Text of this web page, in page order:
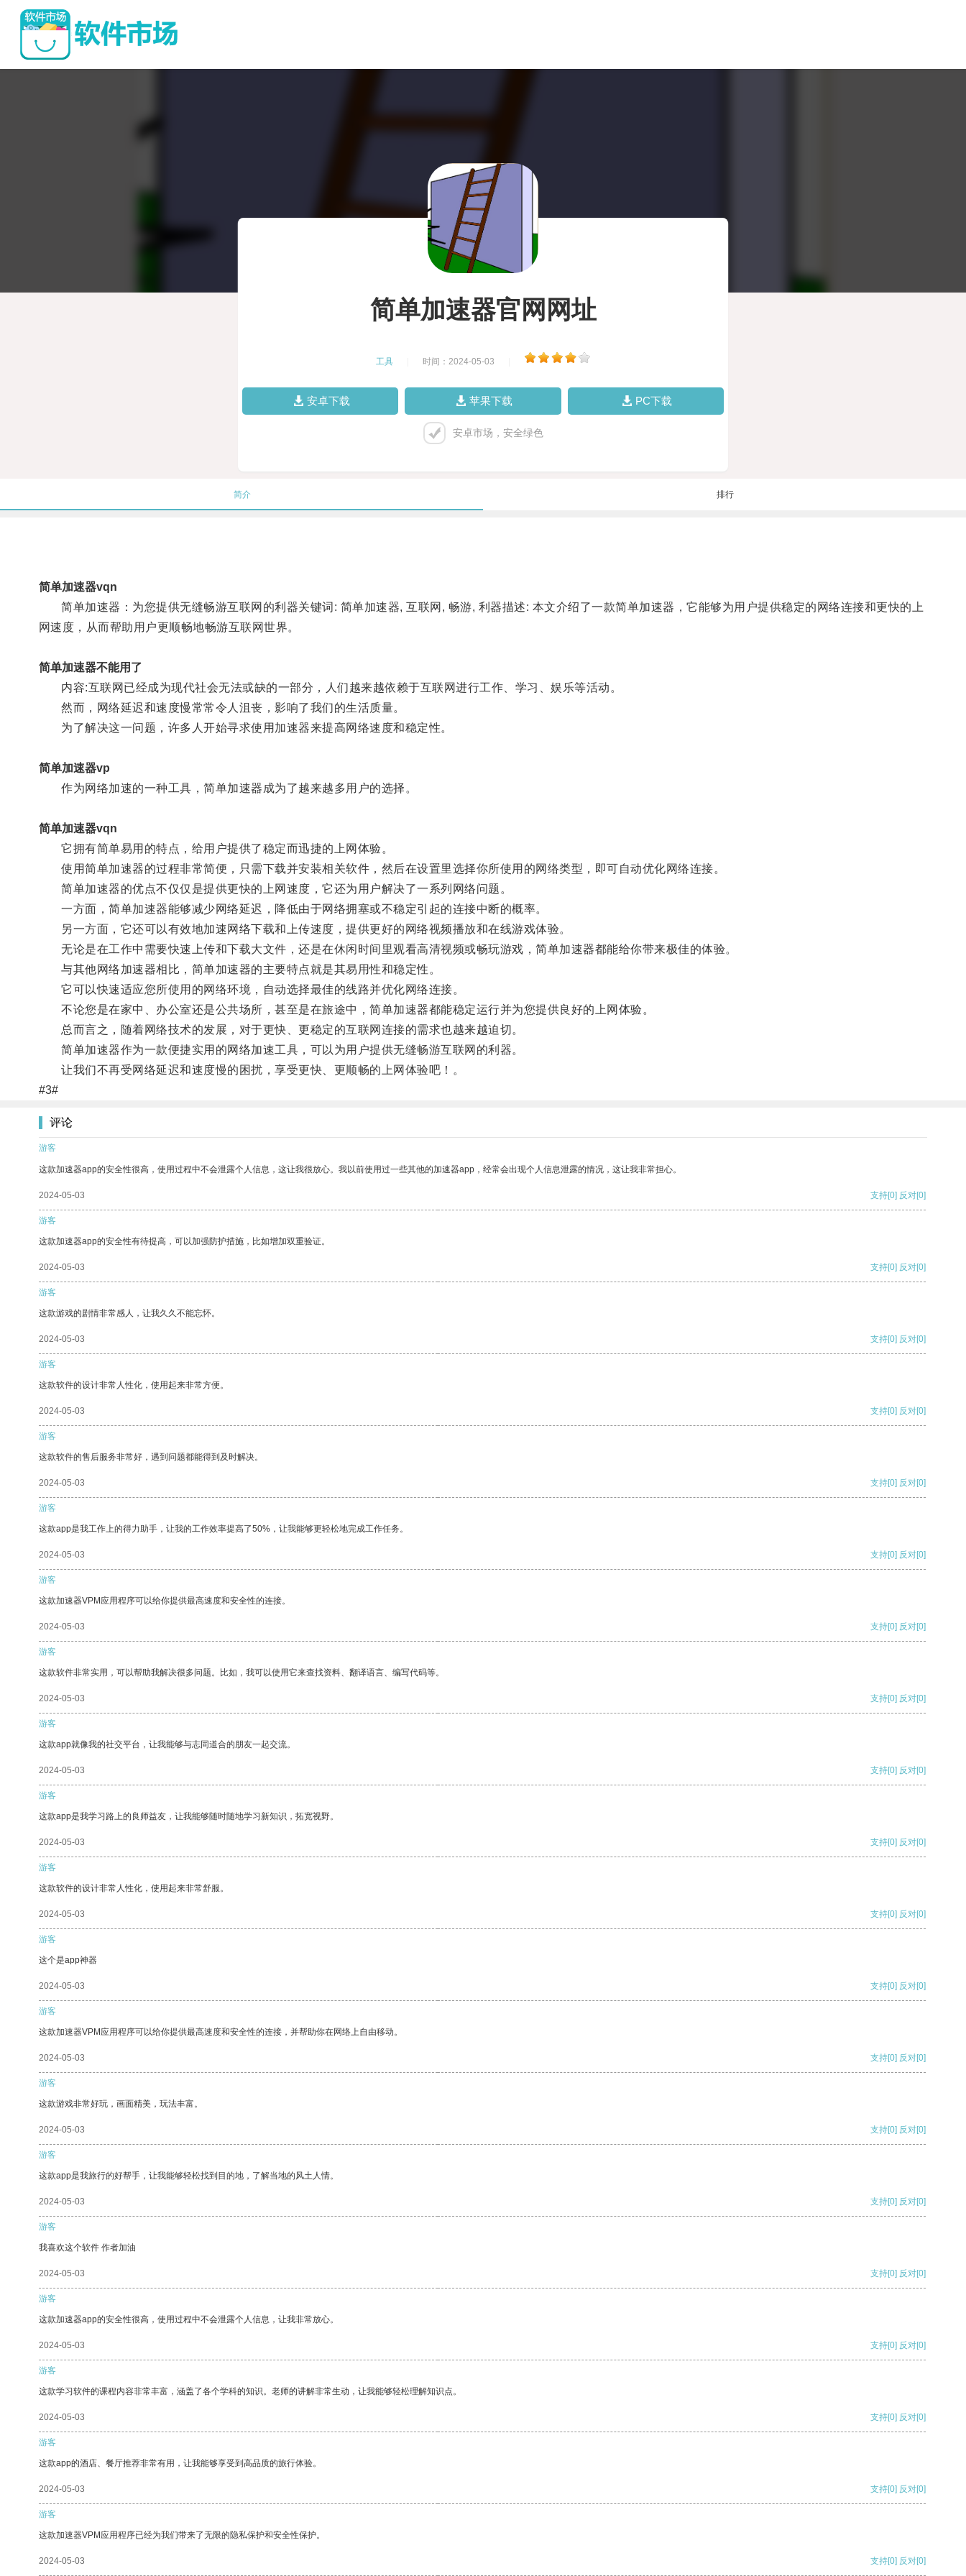
简单加速器官网网址
工具 时间：2024-05-03
安卓下载 苹果下载 PC下载
安卓市场，安全绿色
简介 排行
简单加速器vqn
简单加速器：为您提供无缝畅游互联网的利器关键词: 简单加速器, 互联网, 畅游, 利器描述: 本文介绍了一款简单加速器，它能够为用户提供稳定的网络连接和更快的上
网速度，从而帮助用户更顺畅地畅游互联网世界。
简单加速器不能用了
内容:互联网已经成为现代社会无法或缺的一部分，人们越来越依赖于互联网进行工作、学习、娱乐等活动。
然而，网络延迟和速度慢常常令人沮丧，影响了我们的生活质量。
为了解决这一问题，许多人开始寻求使用加速器来提高网络速度和稳定性。
简单加速器vp
作为网络加速的一种工具，简单加速器成为了越来越多用户的选择。
简单加速器vqn
它拥有简单易用的特点，给用户提供了稳定而迅捷的上网体验。
使用简单加速器的过程非常简便，只需下载并安装相关软件，然后在设置里选择你所使用的网络类型，即可自动优化网络连接。
简单加速器的优点不仅仅是提供更快的上网速度，它还为用户解决了一系列网络问题。
一方面，简单加速器能够减少网络延迟，降低由于网络拥塞或不稳定引起的连接中断的概率。
另一方面，它还可以有效地加速网络下载和上传速度，提供更好的网络视频播放和在线游戏体验。
无论是在工作中需要快速上传和下载大文件，还是在休闲时间里观看高清视频或畅玩游戏，简单加速器都能给你带来极佳的体验。
与其他网络加速器相比，简单加速器的主要特点就是其易用性和稳定性。
它可以快速适应您所使用的网络环境，自动选择最佳的线路并优化网络连接。
不论您是在家中、办公室还是公共场所，甚至是在旅途中，简单加速器都能稳定运行并为您提供良好的上网体验。
总而言之，随着网络技术的发展，对于更快、更稳定的互联网连接的需求也越来越迫切。
简单加速器作为一款便捷实用的网络加速工具，可以为用户提供无缝畅游互联网的利器。
让我们不再受网络延迟和速度慢的困扰，享受更快、更顺畅的上网体验吧！。
#3#
评论
游客
这款加速器app的安全性很高，使用过程中不会泄露个人信息，这让我很放心。我以前使用过一些其他的加速器app，经常会出现个人信息泄露的情况，这让我非常担心。
2024-05-03 支持[0] 反对[0]
游客
这款加速器app的安全性有待提高，可以加强防护措施，比如增加双重验证。
2024-05-03 支持[0] 反对[0]
游客
这款游戏的剧情非常感人，让我久久不能忘怀。
2024-05-03 支持[0] 反对[0]
游客
这款软件的设计非常人性化，使用起来非常方便。
2024-05-03 支持[0] 反对[0]
游客
这款软件的售后服务非常好，遇到问题都能得到及时解决。
2024-05-03 支持[0] 反对[0]
游客
这款app是我工作上的得力助手，让我的工作效率提高了50%，让我能够更轻松地完成工作任务。
2024-05-03 支持[0] 反对[0]
游客
这款加速器VPM应用程序可以给你提供最高速度和安全性的连接。
2024-05-03 支持[0] 反对[0]
游客
这款软件非常实用，可以帮助我解决很多问题。比如，我可以使用它来查找资料、翻译语言、编写代码等。
2024-05-03 支持[0] 反对[0]
游客
这款app就像我的社交平台，让我能够与志同道合的朋友一起交流。
2024-05-03 支持[0] 反对[0]
游客
这款app是我学习路上的良师益友，让我能够随时随地学习新知识，拓宽视野。
2024-05-03 支持[0] 反对[0]
游客
这款软件的设计非常人性化，使用起来非常舒服。
2024-05-03 支持[0] 反对[0]
游客
这个是app神器
2024-05-03 支持[0] 反对[0]
游客
这款加速器VPM应用程序可以给你提供最高速度和安全性的连接，并帮助你在网络上自由移动。
2024-05-03 支持[0] 反对[0]
游客
这款游戏非常好玩，画面精美，玩法丰富。
2024-05-03 支持[0] 反对[0]
游客
这款app是我旅行的好帮手，让我能够轻松找到目的地，了解当地的风土人情。
2024-05-03 支持[0] 反对[0]
游客
我喜欢这个软件 作者加油
2024-05-03 支持[0] 反对[0]
游客
这款加速器app的安全性很高，使用过程中不会泄露个人信息，让我非常放心。
2024-05-03 支持[0] 反对[0]
游客
这款学习软件的课程内容非常丰富，涵盖了各个学科的知识。老师的讲解非常生动，让我能够轻松理解知识点。
2024-05-03 支持[0] 反对[0]
游客
这款app的酒店、餐厅推荐非常有用，让我能够享受到高品质的旅行体验。
2024-05-03 支持[0] 反对[0]
游客
这款加速器VPM应用程序已经为我们带来了无限的隐私保护和安全性保护。
2024-05-03 支持[0] 反对[0]